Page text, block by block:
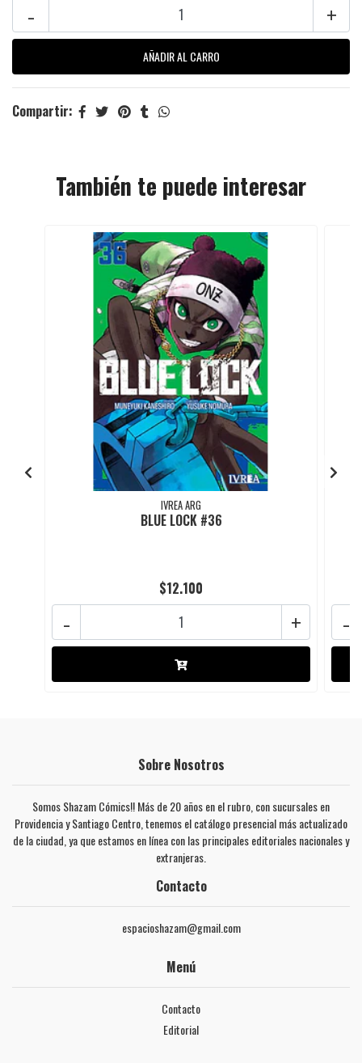
+
-
Compartir:
También te puede interesar
IVREA ARG
BLUE LOCK #36
$12.100
+
- -
Sobre Nosotros
Somos Shazam Cómics!! Más de 20 años en el rubro, con sucursales en
Providencia y Santiago Centro, tenemos el catálogo presencial más actualizado
de la ciudad, ya que estamos en línea con las principales editoriales nacionales y
extranjeras.
Contacto
espacioshazam@gmail.com
Menú
Contacto
Editorial